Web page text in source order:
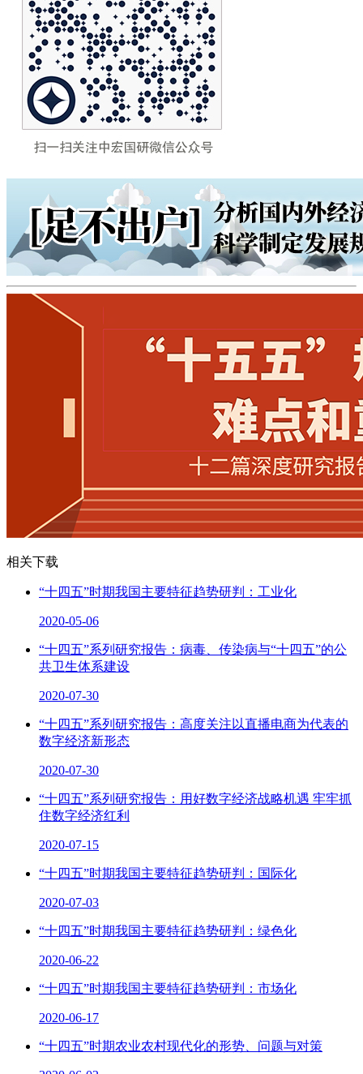
相关下载
“十四五”时期我国主要特征趋势研判：工业化
2020-05-06
“十四五”系列研究报告：病毒、传染病与“十四五”的公
共卫生体系建设
2020-07-30
“十四五”系列研究报告：高度关注以直播电商为代表的
数字经济新形态
2020-07-30
“十四五”系列研究报告：用好数字经济战略机遇 牢牢抓
住数字经济红利
2020-07-15
“十四五”时期我国主要特征趋势研判：国际化
2020-07-03
“十四五”时期我国主要特征趋势研判：绿色化
2020-06-22
“十四五”时期我国主要特征趋势研判：市场化
2020-06-17
“十四五”时期农业农村现代化的形势、问题与对策